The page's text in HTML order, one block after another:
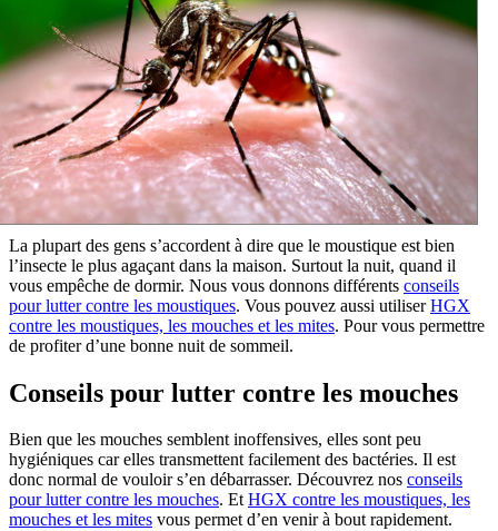
La plupart des gens s’accordent à dire que le moustique est bien
l’insecte le plus agaçant dans la maison. Surtout la nuit, quand il
vous empêche de dormir. Nous vous donnons différents conseils
pour lutter contre les moustiques. Vous pouvez aussi utiliserHGX
contre les moustiques, les mouches et les mites. Pour vous permettre
de profiter d’une bonne nuit de sommeil.
Conseils pour lutter contre les mouches
Bien que les mouches semblent inoffensives, elles sont peu
hygiéniques car elles transmettent facilement des bactéries. Il est
donc normal de vouloir s’en débarrasser. Découvrez nos conseils
pour lutter contre les mouches. EtHGX contre les moustiques, les
mouches et les mites vous permet d’en venir à bout rapidement.